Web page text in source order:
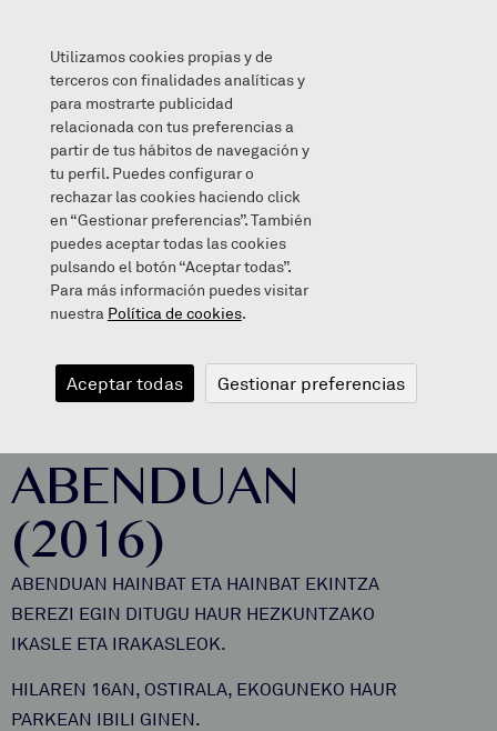
HAUR HEZKUNTZAKOAK ABENDUAN (2016)
2016/12/23
HAUR
HEZKUNTZAKOAK
ABENDUAN
(2016)
ABENDUAN HAINBAT ETA HAINBAT EKINTZA
BEREZI EGIN DITUGU HAUR HEZKUNTZAKO
IKASLE ETA IRAKASLEOK.
HILAREN 16AN, OSTIRALA, EKOGUNEKO HAUR
PARKEAN IBILI GINEN.
Utilizamos cookies propias y de
terceros con finalidades analíticas y
para mostrarte publicidad
relacionada con tus preferencias a
partir de tus hábitos de navegación y
tu perfil. Puedes configurar o
rechazar las cookies haciendo click
en “Gestionar preferencias”. También
puedes aceptar todas las cookies
pulsando el botón “Aceptar todas”.
Para más información puedes visitar
nuestra Política de cookies.
Aceptar todas Gestionar preferencias